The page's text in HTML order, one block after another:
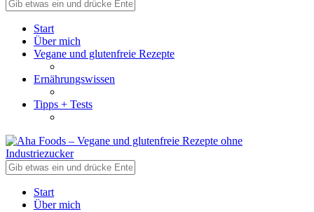
Start
Über mich
Vegane und glutenfreie Rezepte
Ernährungswissen
Tipps + Tests
Start
Über mich